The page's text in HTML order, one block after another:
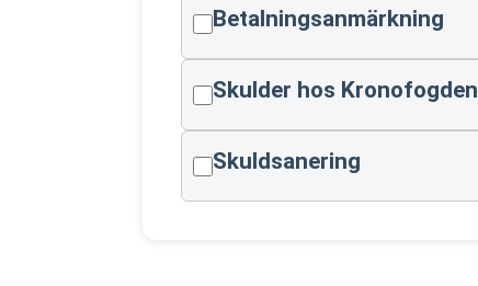
Betalningsanmärkning
Skulder hos Kronofogden
Skuldsanering